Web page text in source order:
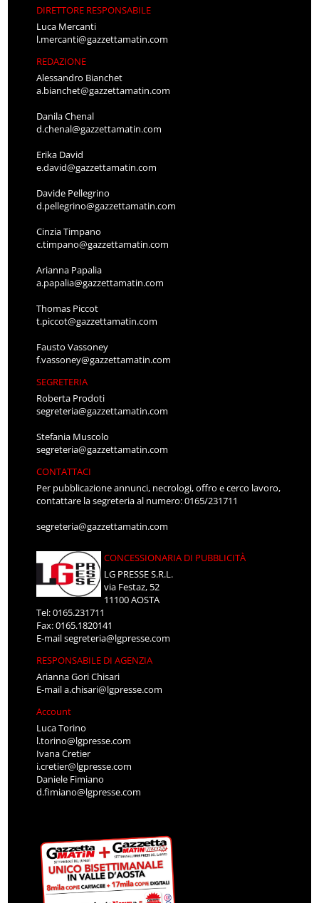
DIRETTORE RESPONSABILE
Luca Mercanti
l.mercanti@gazzettamatin.com
REDAZIONE
Alessandro Bianchet
a.bianchet@gazzettamatin.com
Danila Chenal
d.chenal@gazzettamatin.com
Erika David
e.david@gazzettamatin.com
Davide Pellegrino
d.pellegrino@gazzettamatin.com
Cinzia Timpano
c.timpano@gazzettamatin.com
Arianna Papalia
a.papalia@gazzettamatin.com
Thomas Piccot
t.piccot@gazzettamatin.com
Fausto Vassoney
f.vassoney@gazzettamatin.com
SEGRETERIA
Roberta Prodoti
segreteria@gazzettamatin.com
Stefania Muscolo
segreteria@gazzettamatin.com
CONTATTACI
Per pubblicazione annunci, necrologi, offro e cerco lavoro,
contattare la segreteria al numero: 0165/231711
segreteria@gazzettamatin.com
CONCESSIONARIA DI PUBBLICITÀ
LG PRESSE S.R.L.
via Festaz, 52
11100 AOSTA
Tel: 0165.231711
Fax: 0165.1820141
E-mailsegreteria@lgpresse.com
RESPONSABILE DI AGENZIA
Arianna Gori Chisari
E-maila.chisari@lgpresse.com
Account
Luca Torino
l.torino@lgpresse.com
Ivana Cretier
i.cretier@lgpresse.com
Daniele Fimiano
d.fimiano@lgpresse.com